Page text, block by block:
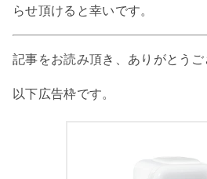
らせ頂けると幸いです。
記事をお読み頂き、ありがとうご
以下広告枠です。